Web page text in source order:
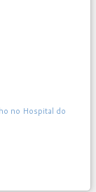
no Hospital do